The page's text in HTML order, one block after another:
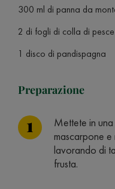
300 ml di panna da
2 di fogli di colla di pesce
1 disco di pandispagna
Preparazione
Mettete in
mascarpone
lavorando di
frusta.